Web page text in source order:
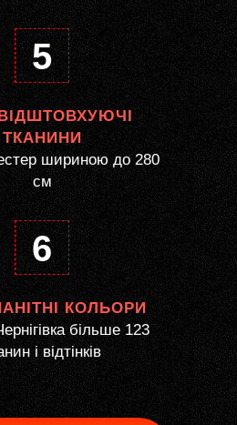
5
ТКАНИНИ
шириною до 280
см
6
КОЛЬОРИ
більше 123
і відтінків